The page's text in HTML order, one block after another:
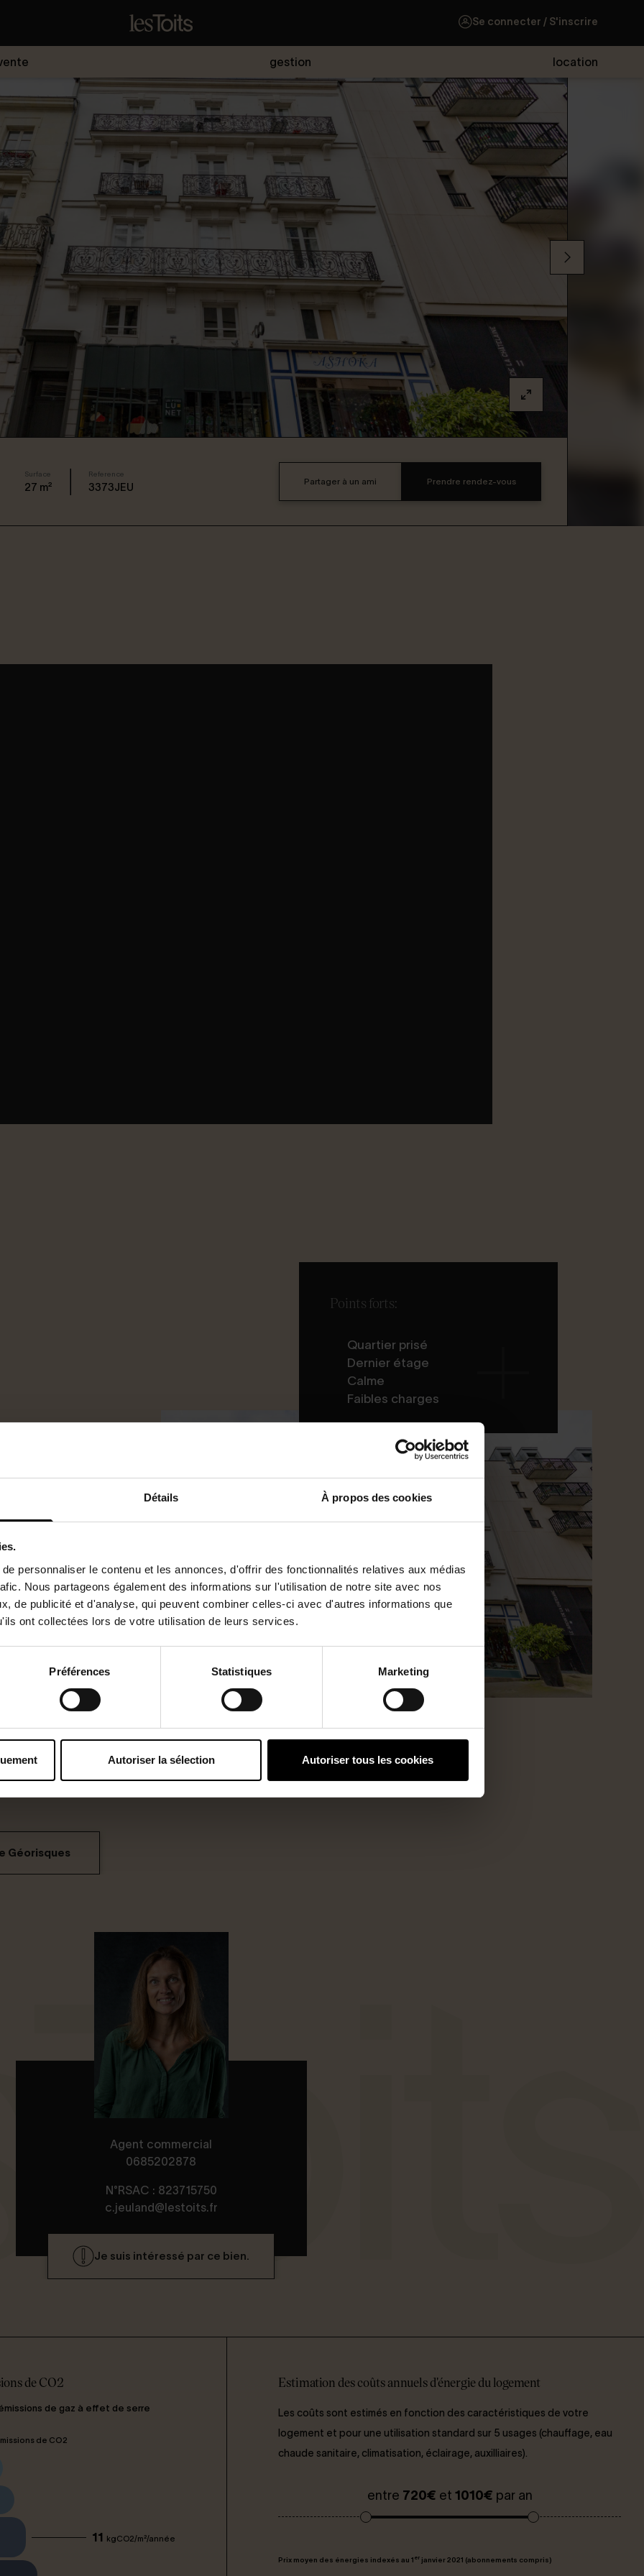
Détails À propos des cookies
personnaliser le contenu et les annonces, d'offrir des fonctionnalités relatives aux médias
Nous partageons également des informations sur l'utilisation de notre site avec nos
de publicité et d'analyse, qui peuvent combiner celles-ci avec d'autres informations que
ont collectées lors de votre utilisation de leurs services.
Préférences Statistiques Marketing
Autoriser la sélection Autoriser tous les cookies
Se connecter / S'inscrire
gestion location
Surface
27 m²
Reference
3373JEU Partager à un ami Prendre rendez-vous
Points forts:
Quartier prisé
Dernier étage
Calme
Faibles charges
étage
ville
Géorisques
Agent commercial
0685202878
N°RSAC : 823715750
c.jeuland@lestoits.fr
Je suis intéressé par ce bien.
de CO2
de gaz à effet de serre
de CO2
11 kgCO2/m²/année
Estimation des coûts annuels d'énergie du logement
Les coûts sont estimés en fonction des caractéristiques de votre
logement et pour une utilisation standard sur 5 usages (chauffage, eau
chaude sanitaire, climatisation, éclairage, auxilliaires).
entre 720€ et 1010€ par an
Prix moyen des énergies indexés au 1 er janvier 2021 (abonnements compris)